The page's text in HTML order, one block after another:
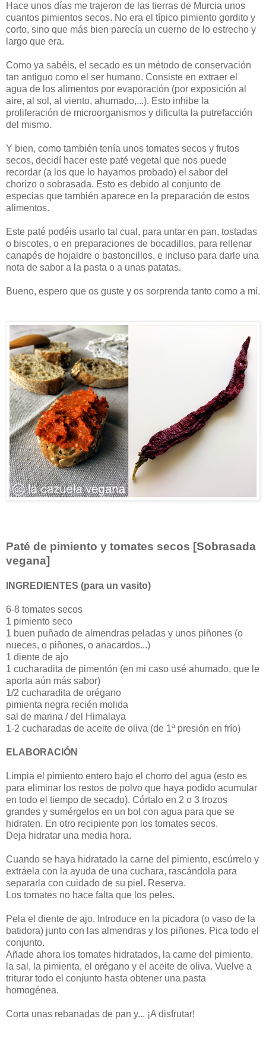
Hace unos días me trajeron de las tierras de Murcia unos
cuantos pimientos secos. No era el típico pimiento gordito y
corto, sino que más bien parecía un cuerno de lo estrecho y
largo que era.
Como ya sabéis, el secado es un método de conservación
tan antiguo como el ser humano. Consiste en extraer el
agua de los alimentos por evaporación (por exposición al
aire, al sol, al viento, ahumado,...). Esto inhibe la
proliferación de microorganismos y dificulta la putrefacción
del mismo.
Y bien, como también tenía unos tomates secos y frutos
secos, decidí hacer este paté vegetal que nos puede
recordar (a los que lo hayamos probado) el sabor del
chorizo o sobrasada. Esto es debido al conjunto de
especias que también aparece en la preparación de estos
alimentos.
Este paté podéis usarlo tal cual, para untar en pan, tostadas
o biscotes, o en preparaciones de bocadillos, para rellenar
canapés de hojaldre o bastoncillos, e incluso para darle una
nota de sabor a la pasta o a unas patatas.
Bueno, espero que os guste y os sorprenda tanto como a mí.
Paté de pimiento y tomates secos [Sobrasada
vegana]
INGREDIENTES (para un vasito)
6-8 tomates secos
1 pimiento seco
1 buen puñado de almendras peladas y unos piñones (o
nueces, o piñones, o anacardos...)
1 diente de ajo
1 cucharadita de pimentón (en mi caso usé ahumado, que le
aporta aún más sabor)
1/2 cucharadita de orégano
pimienta negra recién molida
sal de marina / del Himalaya
1-2 cucharadas de aceite de oliva (de 1ª presión en frío)
ELABORACIÓN
Limpia el pimiento entero bajo el chorro del agua (esto es
para eliminar los restos de polvo que haya podido acumular
en todo el tiempo de secado). Córtalo en 2 o 3 trozos
grandes y sumérgelos en un bol con agua para que se
hidraten. En otro recipiente pon los tomates secos.
Deja hidratar una media hora.
Cuando se haya hidratado la carne del pimiento, escúrrelo y
extráela con la ayuda de una cuchara, rascándola para
separarla con cuidado de su piel. Reserva.
Los tomates no hace falta que los peles.
Pela el diente de ajo. Introduce en la picadora (o vaso de la
batidora) junto con las almendras y los piñones. Pica todo el
conjunto.
Añade ahora los tomates hidratados, la carne del pimiento,
la sal, la pimienta, el orégano y el aceite de oliva. Vuelve a
triturar todo el conjunto hasta obtener una pasta
homogénea.
Corta unas rebanadas de pan y... ¡A disfrutar!